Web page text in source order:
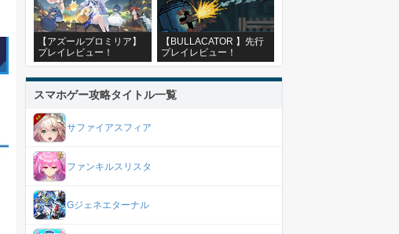
【アズールプロミリア】
プレイレビュー！
【BULLACATOR 】先行
プレイレビュー！
スマホゲー攻略タイトル一覧
サファイアスフィア
ファンキルスリスタ
Gジェネエターナル